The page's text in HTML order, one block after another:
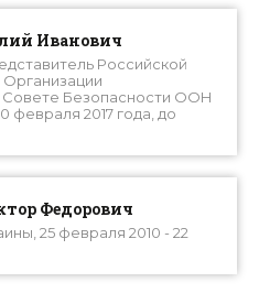
Иванович
Российской
Безопасности ООН
февраля 2017 года, до
Федорович
25 февраля 2010 - 22